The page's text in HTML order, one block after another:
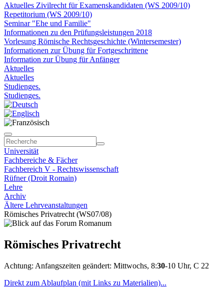
Aktuelles Zivilrecht für Examenskandidaten (WS 2009/10)
Repetitorium (WS 2009/10)
Seminar "Ehe und Familie"
Informationen zu den Prüfungsleistungen 2018
Vorlesung Römische Rechtsgeschichte (Wintersemester)
Informationen zur Übung für Fortgeschrittene
Information zur Übung für Anfänger
Aktuelles
Aktuelles
Studienges.
Studienges.
Universität
Fachbereiche & Fächer
Fachbereich V - Rechtswissenschaft
Rüfner (Droit Romain)
Lehre
Archiv
Ältere Lehrveanstaltungen
Römisches Privatrecht (WS07/08)
Römisches Privatrecht
Achtung: Anfangszeiten geändert: Mittwochs, 8:30-10 Uhr, C 22
Direkt zum Ablaufplan (mit Links zu Materialien)...